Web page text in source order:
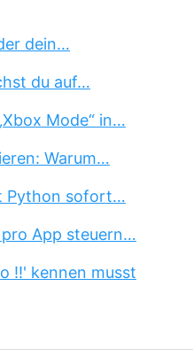
dein…
du auf…
Mode“ in…
Warum…
Python sofort…
App steuern…
!!' kennen musst